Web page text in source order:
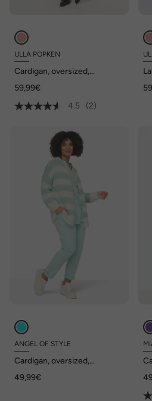
ULLA POPKEN
Cardigan, oversized,
mouwen
59,99€
4.5
(2)
ANGEL OF STYLE
Cardigan, oversized,
hals, lange mouwen
49,99€